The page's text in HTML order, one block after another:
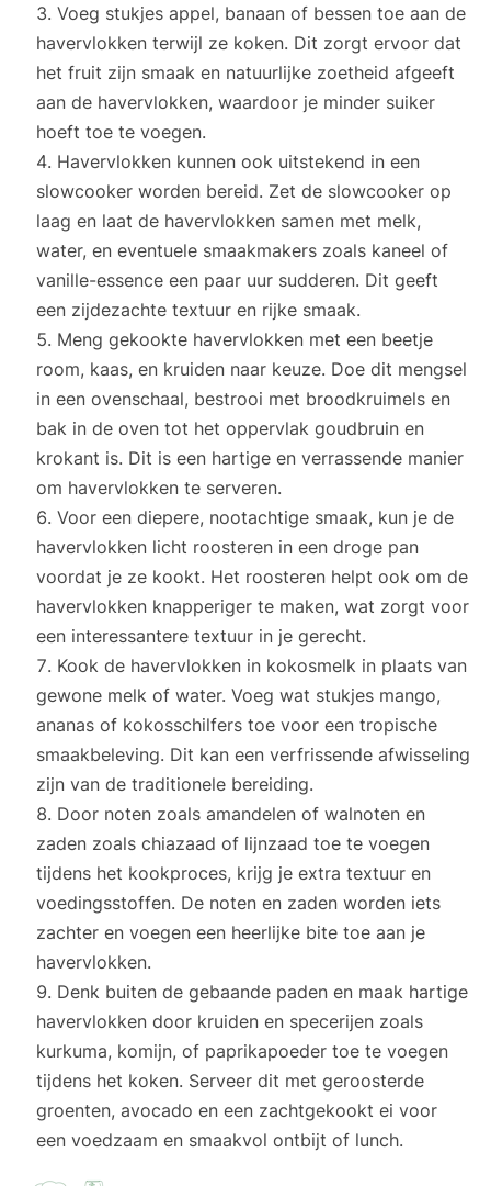
Voeg stukjes appel, banaan of bessen toe aan de
havervlokken terwijl ze koken. Dit zorgt ervoor dat
het fruit zijn smaak en natuurlijke zoetheid afgeeft
aan de havervlokken, waardoor je minder suiker
hoeft toe te voegen.
Havervlokken kunnen ook uitstekend in een
slowcooker worden bereid. Zet de slowcooker op
laag en laat de havervlokken samen met melk,
water, en eventuele smaakmakers zoals kaneel of
vanille-essence een paar uur sudderen. Dit geeft
een zijdezachte textuur en rijke smaak.
Meng gekookte havervlokken met een beetje
room, kaas, en kruiden naar keuze. Doe dit mengsel
in een ovenschaal, bestrooi met broodkruimels en
bak in de oven tot het oppervlak goudbruin en
krokant is. Dit is een hartige en verrassende manier
om havervlokken te serveren.
Voor een diepere, nootachtige smaak, kun je de
havervlokken licht roosteren in een droge pan
voordat je ze kookt. Het roosteren helpt ook om de
havervlokken knapperiger te maken, wat zorgt voor
een interessantere textuur in je gerecht.
Kook de havervlokken in kokosmelk in plaats van
gewone melk of water. Voeg wat stukjes mango,
ananas of kokosschilfers toe voor een tropische
smaakbeleving. Dit kan een verfrissende afwisseling
zijn van de traditionele bereiding.
Door noten zoals amandelen of walnoten en
zaden zoals chiazaad of lijnzaad toe te voegen
tijdens het kookproces, krijg je extra textuur en
voedingsstoffen. De noten en zaden worden iets
zachter en voegen een heerlijke bite toe aan je
havervlokken.
Denk buiten de gebaande paden en maak hartige
havervlokken door kruiden en specerijen zoals
kurkuma, komijn, of paprikapoeder toe te voegen
tijdens het koken. Serveer dit met geroosterde
groenten, avocado en een zachtgekookt ei voor
een voedzaam en smaakvol ontbijt of lunch.